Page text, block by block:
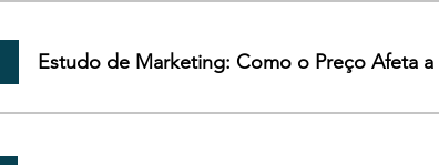
Estudo de Marketing: Como o Preço Afeta